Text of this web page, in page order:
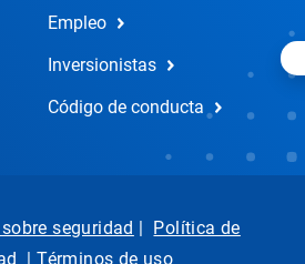
Empleo
Inversionistas
Código de conducta
seguridad | Política de
|Términos de uso